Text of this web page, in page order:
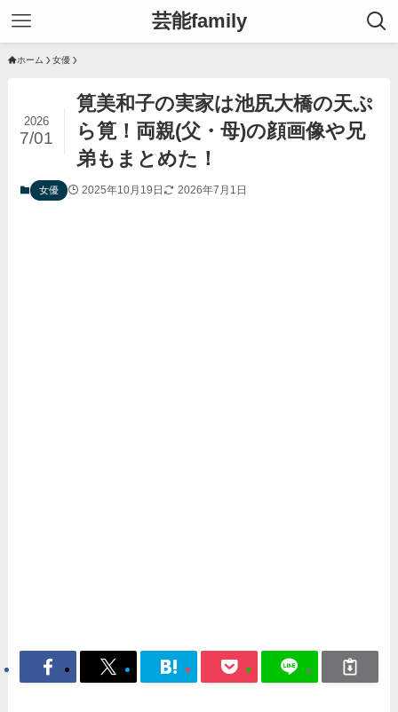
芸能family
ホーム 女優
筧美和子の実家は池尻大橋の天ぷ
ら筧！両親(父・母)の顔画像や兄
弟もまとめた！
2026
7/01
女優 2025年10月19日 2026年7月1日